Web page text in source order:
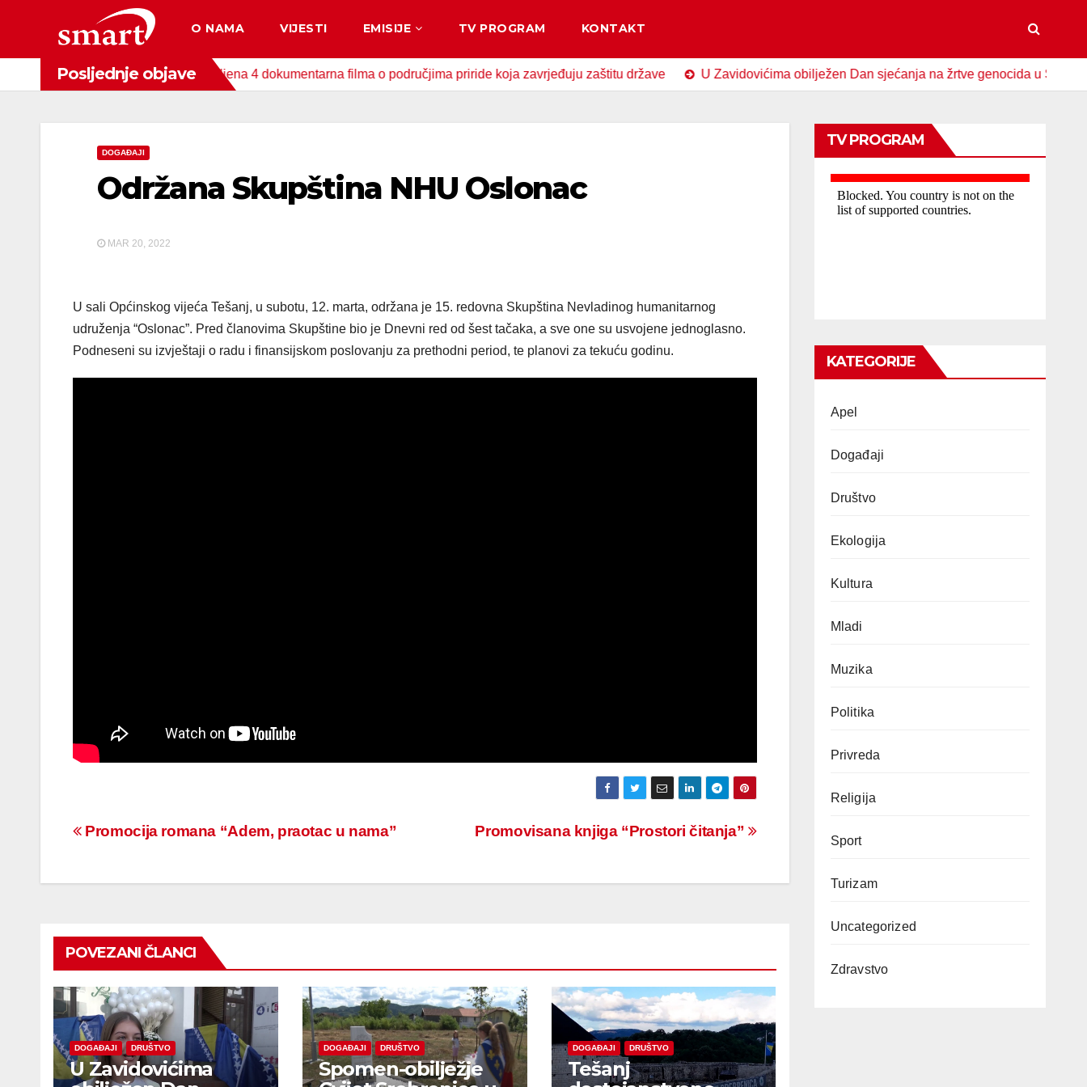
content
O NAMA VIJESTI EMISIJE TV PROGRAM KONTAKT
Posljednje objave
Fonda za zaštitu okoliša snimljena 4 dokumentarna filma o područjima priride koja zavrjeđuju zaštitu države U Zavidovićima obilježen Dan sjećanja na žrtve genocida u Srebrenici
DOGAĐAJI
Održana Skupština NHU Oslonac
MAR 20, 2022
U sali Općinskog vijeća Tešanj, u subotu, 12. marta, održana je 15. redovna Skupština Nevladinog humanitarnog
udruženja “Oslonac”. Pred članovima Skupštine bio je Dnevni red od šest tačaka, a sve one su usvojene jednoglasno.
Podneseni su izvještaji o radu i finansijskom poslovanju za prethodni period, te planovi za tekuću godinu.
Navigacija
Promovisana knjiga “Prostori čitanja”
Promocija romana “Adem, praotac u nama”
POVEZANI ČLANCI
DOGAĐAJI DRUŠTVO
U Zavidovićima
DOGAĐAJI DRUŠTVO
Spomen-obilježje
DOGAĐAJI DRUŠTVO
Tešanj
TV PROGRAM
KATEGORIJE
Apel
Događaji
Društvo
Ekologija
Kultura
Mladi
Muzika
Politika
Privreda
Religija
Sport
Turizam
Uncategorized
Zdravstvo